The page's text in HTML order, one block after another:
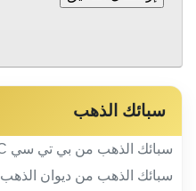
سبائك الذهب
سبائك الذهب من بي تي سي BTC
سبائك الذهب من ديوان الذهب